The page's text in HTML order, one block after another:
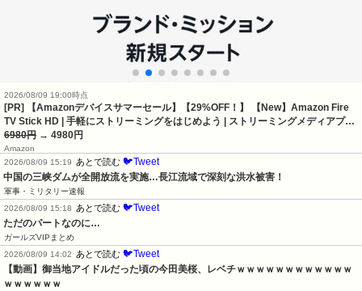
2026/08/09 19:00時点
[PR] 【Amazonデバイスサマーセール】【29%OFF！】 【New】Amazon Fire
TV Stick HD | 手軽にストリーミングをはじめよう | ストリーミングメディアプ…
6980円 → 4980円
Amazon
2026/08/09 15:19
あとで読む 🐦Tweet
中国の三峡ダムが全開放流を実施…長江流域で深刻な洪水被害！
軍事・ミリタリー速報
2026/08/09 15:18
あとで読む 🐦Tweet
ただのパートなのに…
ガールズVIPまとめ
2026/08/09 14:02
あとで読む 🐦Tweet
【動画】御当地アイドルだった頃の今田美桜、レベチｗｗｗｗｗｗｗｗｗｗｗｗ
ｗｗｗｗｗｗ